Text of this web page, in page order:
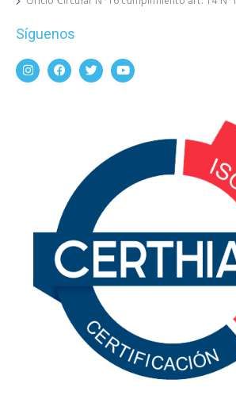
Síguenos